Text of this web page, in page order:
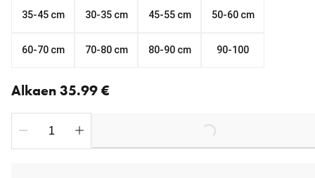
35-45 cm 30-35 cm 45-55 cm 50-60 cm
60-70 cm 70-80 cm 80-90 cm 90-100
Alkaen 35.99 €
Loading...